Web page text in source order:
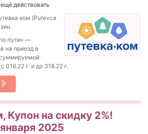
действовать
ком (Putevca
пути» —
на приезд в
016.22 г. и до 318.22 г.
Купон на скидку 2%!
2025